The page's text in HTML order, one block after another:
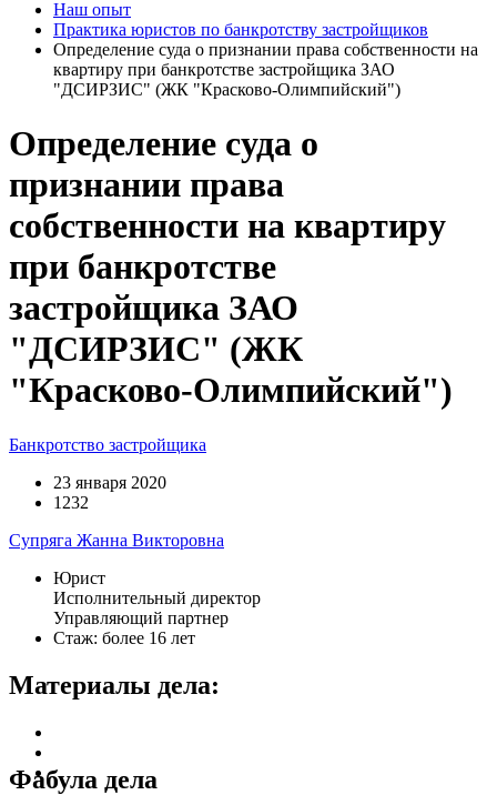
Наш опыт
Практика юристов по банкротству застройщиков
Определение суда о признании права собственности на
квартиру при банкротстве застройщика ЗАО
"ДСИРЗИС" (ЖК "Красково-Олимпийский")
Определение суда о
признании права
собственности на квартиру
при банкротстве
застройщика ЗАО
"ДСИРЗИС" (ЖК
"Красково-Олимпийский")
Банкротство застройщика
23 января 2020
1232
Супряга Жанна Викторовна
Юрист
Исполнительный директор
Управляющий партнер
Стаж: более 16 лет
Материалы дела:
Фабула дела